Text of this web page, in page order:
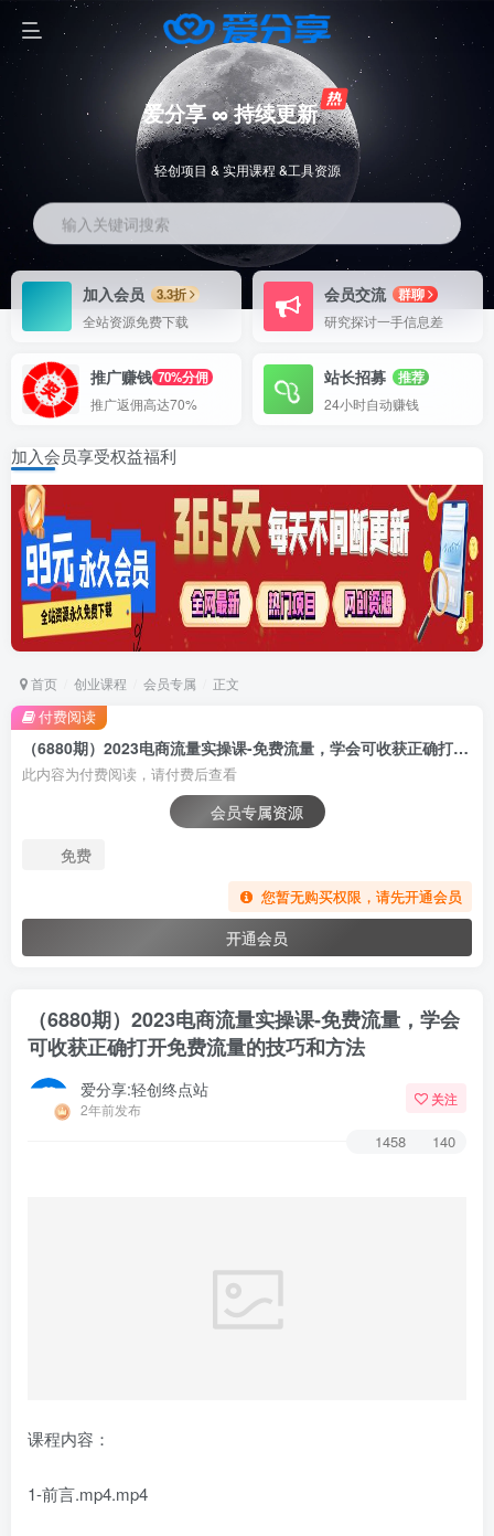
爱分享 ∞ 持续更新
轻创项目 & 实用课程 &工具资源
输入关键词搜索
加入会员
3.3折
全站资源免费下载
会员交流
群聊
研究探讨一手信息差
推广赚钱 70%分佣
推广返佣高达70%
站长招募
推荐
24小时自动赚钱
加入会员享受权益福利
首页 创业课程 会员专属 正文
（6880期）2023电商流量实操课-免费流量，学会可收获正确打开免费流量的技巧和方法
此内容为付费阅读，请付费后查看
会员专属资源
免费
您暂无购买权限，请先开通会员
开通会员
付费阅读
（6880期）2023电商流量实操课-免费流量，学会
可收获正确打开免费流量的技巧和方法
爱分享:轻创终点站
2年前发布
关注
1458 140
课程内容：
1-前言.mp4.mp4